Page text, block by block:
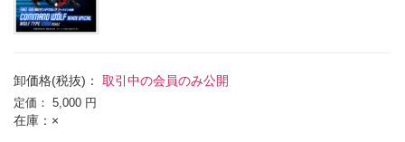
卸価格(税抜)： 取引中の会員のみ公開
定価： 5,000 円
在庫：×